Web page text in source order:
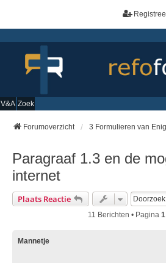
V&A Zoek
Forumoverzicht 3 Formulieren van
Paragraaf 1.3 en de
internet
Plaats Reactie
11 Berichten • Pagina 1
Mannetje